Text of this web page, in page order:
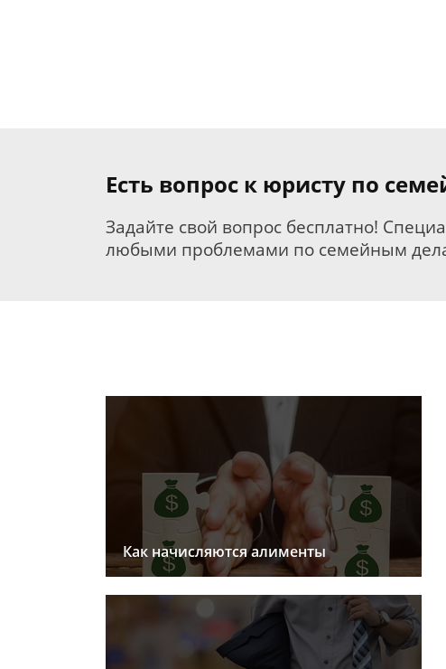
Есть вопрос к юристу по
Задайте свой вопрос бесплатно!
любыми проблемами по семейным
Как начисляются алименты